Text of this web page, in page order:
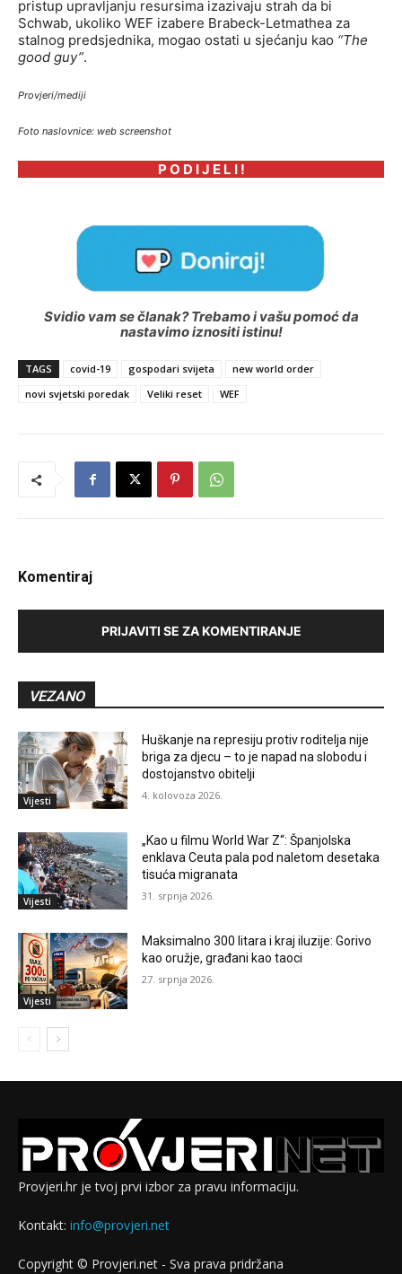
pristup upravljanju resursima izazivaju strah da bi
Schwab, ukoliko WEF izabere Brabeck-Letmathea za
stalnog predsjednika, mogao ostati u sjećanju kao “The
good guy”.
Provjeri/mediji
Foto naslovnice: web screenshot
P O D I J E L I !
Svidio vam se članak? Trebamo i vašu pomoć da
nastavimo iznositi istinu!
TAGS covid-19 gospodari svijeta
new world order
novi svjetski poredak
Veliki reset WEF
Komentiraj
PRIJAVITI SE ZA KOMENTIRANJE
VEZANO
Vijesti
Huškanje na represiju protiv roditelja nije
briga za djecu – to je napad na slobodu i
dostojanstvo obitelji
4. kolovoza 2026.
Vijesti
„Kao u filmu World War Z“: Španjolska
enklava Ceuta pala pod naletom desetaka
tisuća migranata
31. srpnja 2026.
Vijesti
Maksimalno 300 litara i kraj iluzije: Gorivo
kao oružje, građani kao taoci
27. srpnja 2026.
Provjeri.hr je tvoj prvi izbor za pravu informaciju.
Kontakt: info@provjeri.net
Copyright © Provjeri.net - Sva prava pridržana